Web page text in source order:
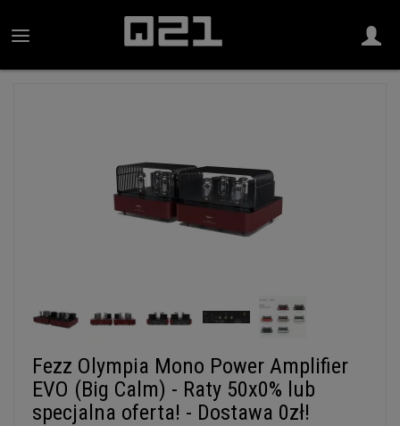
Fezz Olympia Mono Power Amplifier
EVO (Big Calm) - Raty 50x0% lub
specjalna oferta! - Dostawa 0zł!